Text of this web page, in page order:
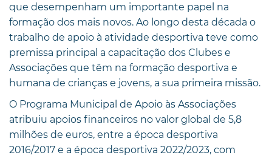
que desempenham um importante papel na
formação dos mais novos. Ao longo desta década o
trabalho de apoio à atividade desportiva teve como
premissa principal a capacitação dos Clubes e
Associações que têm na formação desportiva e
humana de crianças e jovens, a sua primeira missão.
O Programa Municipal de Apoio às Associações
atribuiu apoios financeiros no valor global de 5,8
milhões de euros, entre a época desportiva
2016/2017 e a época desportiva 2022/2023, com